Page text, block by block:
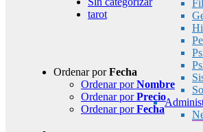
tarot
Ordenar porFecha
Ordenar porNombre
Ordenar porPrecio
Ordenar porFecha